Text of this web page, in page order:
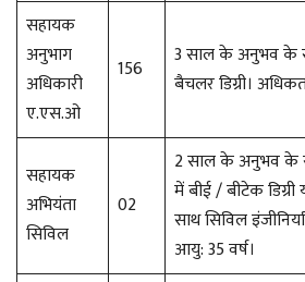
सहायक
अनुभाग
अधिकारी
ए.एस.ओ
156
3 साल के अनुभव के
बैचलर डिग्री।
सहायक
अभियंता
सिविल
02
2 साल के अनुभव के
में बीई / बीटेक
साथ सिविल
आयु: 35 वर्ष।